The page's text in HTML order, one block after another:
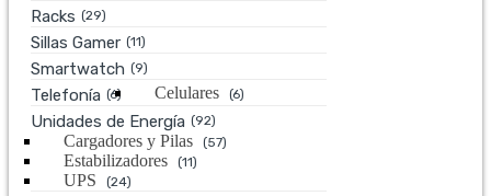
Racks (29)
Sillas Gamer (11)
Smartwatch (9)
Telefonía (6) Celulares (6)
Unidades de Energía (92)
Cargadores y Pilas (57)
Estabilizadores (11)
UPS (24)